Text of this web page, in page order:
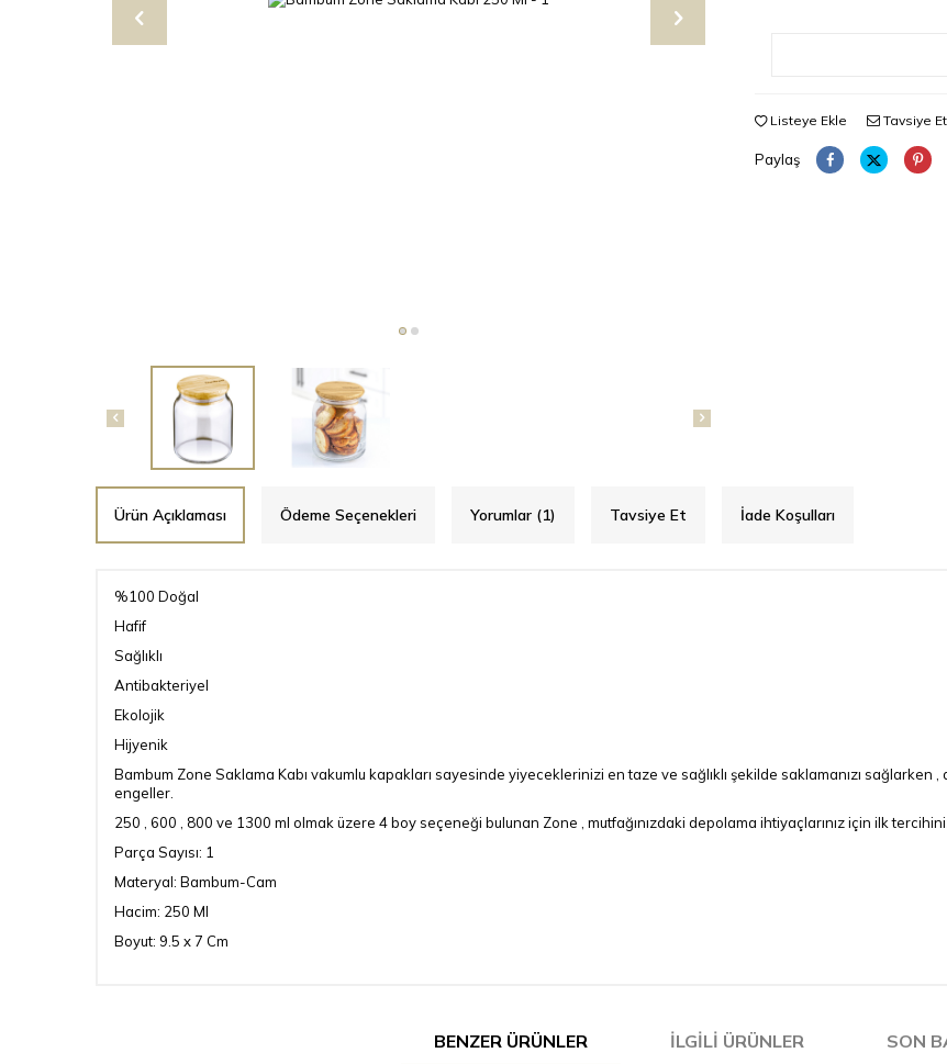
Listeye Ekle Tavsiye Et
Paylaş
Ürün Açıklaması Ödeme Seçenekleri Yorumlar (1) Tavsiye Et İade Koşulları
%100 Doğal
Hafif
Sağlıklı
Antibakteriyel
Ekolojik
Hijyenik
Bambum Zone Saklama Kabı vakumlu kapakları sayesinde yiyeceklerinizi en taze ve sağlıklı şekilde saklamanızı
engeller.
250 , 600 , 800 ve 1300 ml olmak üzere 4 boy seçeneği bulunan Zone , mutfağınızdaki depolama ihtiyaçlarınız için ilk
Parça Sayısı: 1
Materyal: Bambum-Cam
Hacim: 250 Ml
Boyut: 9.5 x 7 Cm
BENZER ÜRÜNLER İLGILI ÜRÜNLER SON